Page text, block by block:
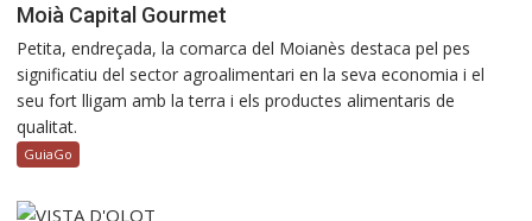
Moià Capital Gourmet
Petita, endreçada, la comarca del Moianès destaca pel pes
significatiu del sector agroalimentari en la seva economia i el
seu fort lligam amb la terra i els productes alimentaris de
qualitat.
GuiaGo